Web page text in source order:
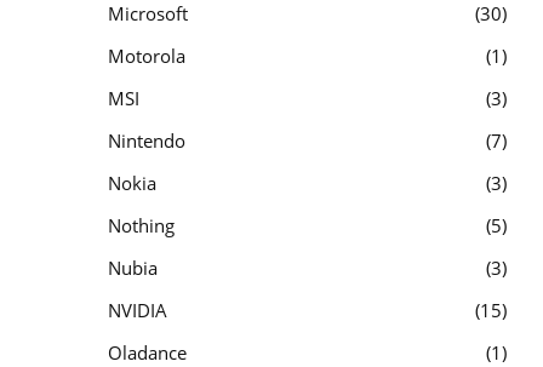
Microsoft
30
Motorola
1
MSI
3
Nintendo
7
Nokia
3
Nothing
5
Nubia
3
NVIDIA
15
Oladance
1